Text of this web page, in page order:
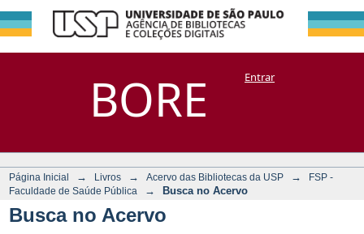
BORE
Busca no Acervo
DSpace/Manakin + CoriscoEntrar
Página Inicial → Livros → Acervo das Bibliotecas da USP →
FSP -
Faculdade de Saúde Pública
→ Busca no Acervo
Busca no Acervo